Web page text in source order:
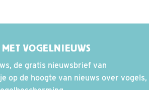
VOGELNIEUWS
de gratis nieuwsbrief van
op de hoogte van nieuws over